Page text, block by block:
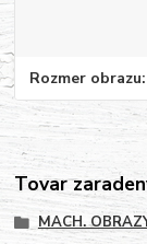
Rozmer obrazu
Tovar
MACH.